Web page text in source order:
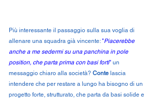
Più interessante il passaggio sulla sua voglia di
allenare una squadra già vincente: "Piacerebbe
anche a me sedermi su una panchina in pole
position, che parta prima con basi forti" un
messaggio chiaro alla società? Conte lascia
intendere che per restare a lungo ha bisogno di un
progetto forte, strutturato, che parta da basi solide e